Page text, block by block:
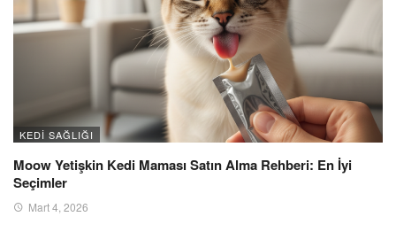
KEDI SAĞLIĞI
Moow Yetişkin Kedi Maması Satın Alma Rehberi: En İyi
Seçimler
Mart 4, 2026